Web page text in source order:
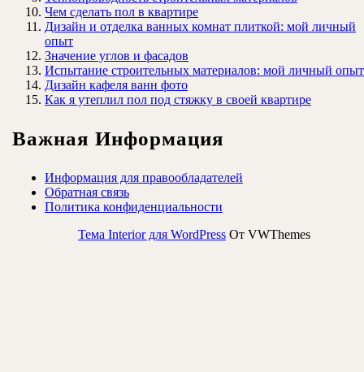
Чем сделать пол в квартире
Дизайн и отделка ванных комнат плиткой: мой личный
опыт
Значение углов и фасадов
Испытание строительных материалов: мой личный опыт
Дизайн кафеля ванн фото
Как я утеплил пол под стяжку в своей квартире
Важная Информация
Информация для правообладателей
Обратная связь
Политика конфиденциальности
Тема Interior для WordPress От VWThemes